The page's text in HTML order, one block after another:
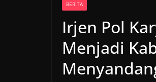
BERITA
Irjen Pol
Menjadi